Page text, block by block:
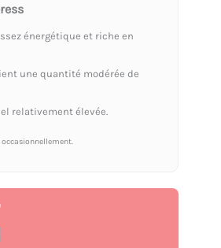
énergétique et riche en
une quantité modérée de
relativement élevée.